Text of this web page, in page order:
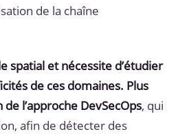
de la chaîne
spatial et nécessite d’étudier
de ces domaines. Plus
l’approche DevSecOps, qui
afin de détecter des